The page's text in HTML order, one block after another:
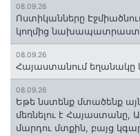
08.09.26
Ոստիկանները
կողմից
08.09.26
Հայաստանում եղանակը
08.09.26
Եթե նստենք մտածենք
մեռնելու է Հայաստանը,
մարդու մտքին, բայց